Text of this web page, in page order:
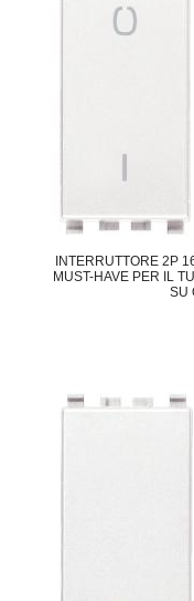
INTERRUTTORE 2P
MUST-HAVE PER IL
SU